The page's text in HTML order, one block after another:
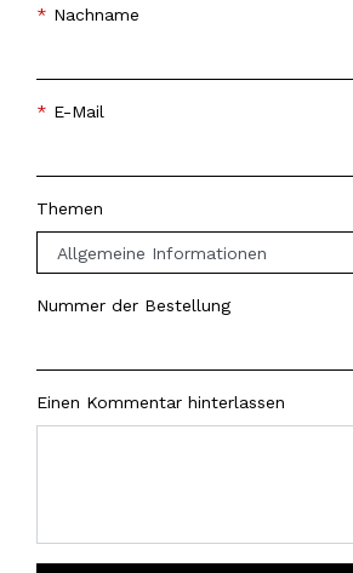
Nachname
E-Mail
Themen
Nummer der Bestellung
Einen Kommentar hinterlassen